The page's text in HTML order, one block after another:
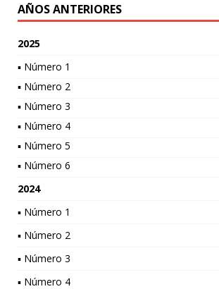
AÑOS ANTERIORES
2025
▪ Número 1
▪ Número 2
▪ Número 3
▪ Número 4
▪ Número 5
▪ Número 6
2024
▪ Número 1
▪ Número 2
▪ Número 3
▪ Número 4